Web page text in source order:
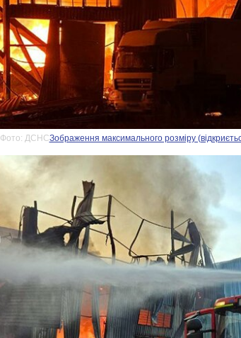
Фото: ДСНСЗображення максимального розміру